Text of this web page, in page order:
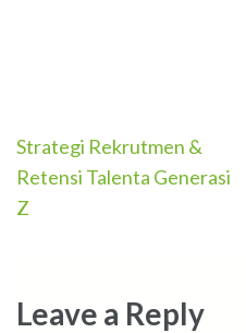
Post
navigation
Strategi Rekrutmen &
Retensi Talenta Generasi
Z
Leave a Reply